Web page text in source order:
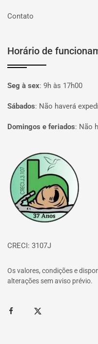
Contato
Horário de
Seg à sex: 9h às 17h00
Sábados: Não haverá
Domingos e feriados: Não
Página inicial
CRECI: 3107J
Os valores, condições e
alterações sem aviso prévio.
FacebookTwitter